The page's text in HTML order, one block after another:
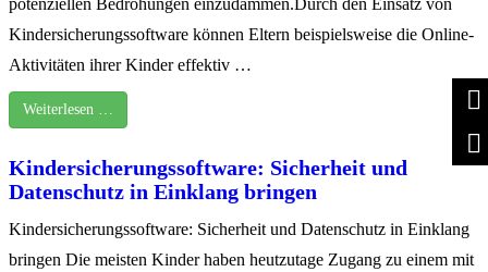
potenziellen Bedrohungen einzudämmen.Durch den Einsatz von
Kindersicherungssoftware können Eltern beispielsweise die Online-
Aktivitäten ihrer Kinder effektiv …
Weiterlesen …
Kindersicherungssoftware: Sicherheit und
Datenschutz in Einklang bringen
Kindersicherungssoftware: Sicherheit und Datenschutz in Einklang
bringen Die meisten Kinder haben heutzutage Zugang zu einem mit